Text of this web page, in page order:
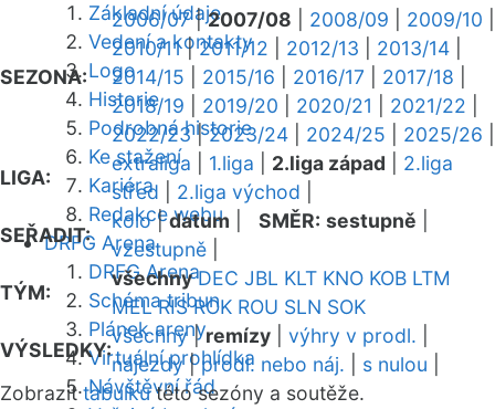
Základní údaje
Vedení a kontakty
Logo
Historie
Podrobná historie
Ke stažení
Kariéra
Redakce webu
DRFG Arena
DRFG Arena
Schéma tribun
Plánek areny
Virtuální prohlídka
Návštěvní řád
SEZONA:
2006/07|2007/08 2008/09 2009/10
2010/11|2011/12 2012/13 2013/14
2014/15
2015/16 2016/17 2017/18
2018/19
2019/20 2020/21 2021/22
2022/23|2023/24 2024/25 2025/26
LIGA:
extraliga 1.liga 2.liga západ
2.liga
střed
2.liga východ
SEŘADIT:
kolo|datum SMĚR: sestupně
vzestupně
TÝM:
všechny DEC JBL KLT KNO KOB LTM
MEL RIS ROK ROU SLN SOK
VÝSLEDKY:
všechny|remízy výhry v prodl.
nájezdy|prodl. nebo náj. s nulou
Zobrazittabulkutéto sezóny a soutěže.